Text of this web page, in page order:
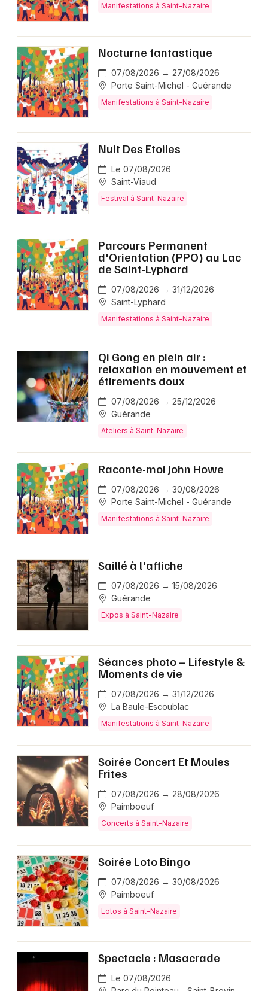
Manifestations à Saint-Nazaire
Nocturne fantastique
07/08/2026 → 27/08/2026
Porte Saint-Michel - Guérande
Manifestations à Saint-Nazaire
Nuit Des Etoiles
Le 07/08/2026
Saint-Viaud
Festival à Saint-Nazaire
Parcours Permanent
d'Orientation (PPO) au Lac
de Saint-Lyphard
07/08/2026 → 31/12/2026
Saint-Lyphard
Manifestations à Saint-Nazaire
Qi Gong en plein air :
relaxation en mouvement et
étirements doux
07/08/2026 → 25/12/2026
Guérande
Ateliers à Saint-Nazaire
Raconte-moi John Howe
07/08/2026 → 30/08/2026
Porte Saint-Michel - Guérande
Manifestations à Saint-Nazaire
Saillé à l'affiche
07/08/2026 → 15/08/2026
Guérande
Expos à Saint-Nazaire
Séances photo – Lifestyle &
Moments de vie
07/08/2026 → 31/12/2026
La Baule-Escoublac
Manifestations à Saint-Nazaire
Soirée Concert Et Moules
Frites
07/08/2026 → 28/08/2026
Paimboeuf
Concerts à Saint-Nazaire
Soirée Loto Bingo
07/08/2026 → 30/08/2026
Paimboeuf
Lotos à Saint-Nazaire
Spectacle : Masacrade
Le 07/08/2026